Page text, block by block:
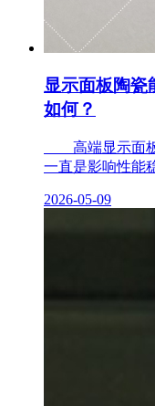
显示面板陶瓷
如何？
高端显示面板
一直是影响性能
2026-05-09